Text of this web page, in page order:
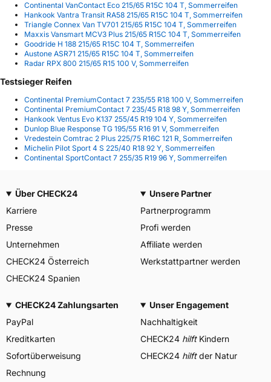
Continental VanContact Eco 215/65 R15C 104 T, Sommerreifen
Hankook Vantra Transit RA58 215/65 R15C 104 T, Sommerreifen
Triangle Connex Van TV701 215/65 R15C 104 T, Sommerreifen
Maxxis Vansmart MCV3 Plus 215/65 R15C 104 T, Sommerreifen
Goodride H 188 215/65 R15C 104 T, Sommerreifen
Austone ASR71 215/65 R15C 104 T, Sommerreifen
Radar RPX 800 215/65 R15 100 V, Sommerreifen
Testsieger Reifen
Continental PremiumContact 7 235/55 R18 100 V, Sommerreifen
Continental PremiumContact 7 235/45 R18 98 Y, Sommerreifen
Hankook Ventus Evo K137 255/45 R19 104 Y, Sommerreifen
Dunlop Blue Response TG 195/55 R16 91 V, Sommerreifen
Vredestein Comtrac 2 Plus 225/75 R16C 121 R, Sommerreifen
Michelin Pilot Sport 4 S 225/40 R18 92 Y, Sommerreifen
Continental SportContact 7 255/35 R19 96 Y, Sommerreifen
Über CHECK24
Karriere
Presse
Unternehmen
CHECK24 Österreich
CHECK24 Spanien
Unsere Partner
Partnerprogramm
Profi werden
Affiliate werden
Werkstattpartner werden
CHECK24 Zahlungsarten
PayPal
Kreditkarten
Sofortüberweisung
Rechnung
Unser Engagement
Nachhaltigkeit
CHECK24 hilftKindern
CHECK24 hilftder Natur